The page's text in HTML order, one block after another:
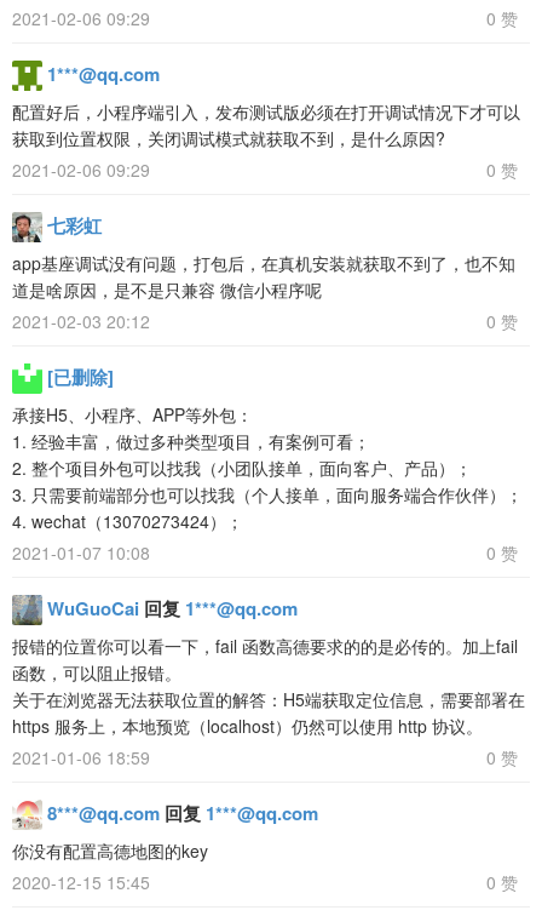
2021-02-06 09:29
0 赞
1***@qq.com
配置好后，小程序端引入，发布测试版必须在打开调试情况下才可以
获取到位置权限，关闭调试模式就获取不到，是什么原因?
2021-02-06 09:29
0 赞
七彩虹
app基座调试没有问题，打包后，在真机安装就获取不到了，也不知
道是啥原因，是不是只兼容 微信小程序呢
2021-02-03 20:12
0 赞
[已删除]
承接H5、小程序、APP等外包：
1. 经验丰富，做过多种类型项目，有案例可看；
2. 整个项目外包可以找我（小团队接单，面向客户、产品）；
3. 只需要前端部分也可以找我（个人接单，面向服务端合作伙伴）；
4. wechat（13070273424）；
2021-01-07 10:08
0 赞
WuGuoCai 回复 1***@qq.com
报错的位置你可以看一下，fail 函数高德要求的的是必传的。加上fail
函数，可以阻止报错。
关于在浏览器无法获取位置的解答：H5端获取定位信息，需要部署在
https 服务上，本地预览（localhost）仍然可以使用 http 协议。
2021-01-06 18:59
0 赞
8***@qq.com 回复 1***@qq.com
你没有配置高德地图的key
2020-12-15 15:45
0 赞